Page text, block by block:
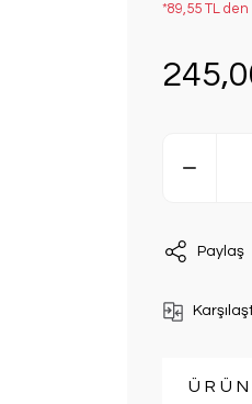
*89,55 TL
Paylaş